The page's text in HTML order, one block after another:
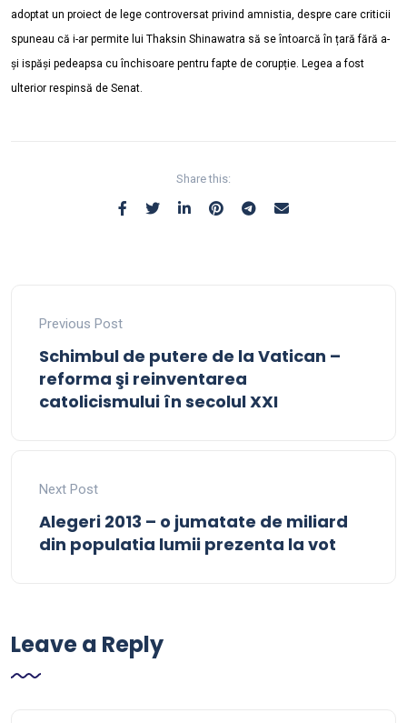
adoptat un proiect de lege controversat privind amnistia, despre care criticii
spuneau că i-ar permite lui Thaksin Shinawatra să se întoarcă în țară fără a-
și ispăși pedeapsa cu închisoare pentru fapte de corupție. Legea a fost
ulterior respinsă de Senat.
Share this:
Previous Post
Schimbul de putere de la Vatican –
reforma şi reinventarea
catolicismului în secolul XXI
Next Post
Alegeri 2013 – o jumatate de miliard
din populatia lumii prezenta la vot
Leave a Reply